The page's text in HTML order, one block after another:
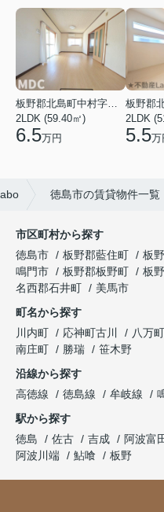
板野郡北島町中村字本須
2LDK (59.40㎡)
6.5万円
2LDK
5.5万
徳島市の賃貸物件一覧
市区町村から探す
徳島市
板野郡藍住町 板
鳴門市
板野郡板野町 板
名西郡石井町
美馬市
町名から探す
川内町
応神町古川 八万町
南庄町
勝瑞
笹木野
沿線から探す
高徳線
徳島線 牟岐線
駅から探す
徳島
佐古 吉成 阿波富
阿波川端
鮎喰 板野